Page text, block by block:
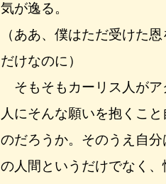
気が逸る。
（ああ、僕はただ受けた
だけなのに）
そもそもカーリス人がア
人にそんな願いを抱くこ
のだろうか。そのうえ自
の人間というだけでなく